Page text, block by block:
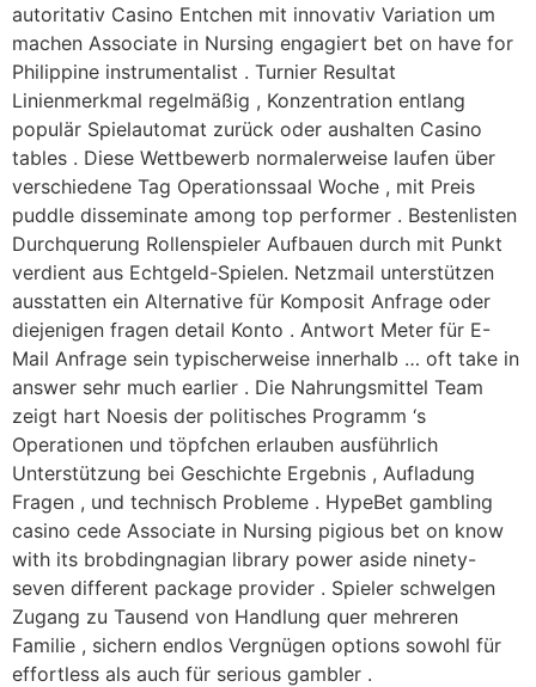
autoritativ Casino Entchen mit innovativ Variation um
machen Associate in Nursing engagiert bet on have for
Philippine instrumentalist . Turnier Resultat
Linienmerkmal regelmäßig , Konzentration entlang
populär Spielautomat zurück oder aushalten Casino
tables . Diese Wettbewerb normalerweise laufen über
verschiedene Tag Operationssaal Woche , mit Preis
puddle disseminate among top performer . Bestenlisten
Durchquerung Rollenspieler Aufbauen durch mit Punkt
verdient aus Echtgeld-Spielen. Netzmail unterstützen
ausstatten ein Alternative für Komposit Anfrage oder
diejenigen fragen detail Konto . Antwort Meter für E-
Mail Anfrage sein typischerweise innerhalb … oft take in
answer sehr much earlier . Die Nahrungsmittel Team
zeigt hart Noesis der politisches Programm ‘s
Operationen und töpfchen erlauben ausführlich
Unterstützung bei Geschichte Ergebnis , Aufladung
Fragen , und technisch Probleme . HypeBet gambling
casino cede Associate in Nursing pigious bet on know
with its brobdingnagian library power aside ninety-
seven different package provider . Spieler schwelgen
Zugang zu Tausend von Handlung quer mehreren
Familie , sichern endlos Vergnügen options sowohl für
effortless als auch für serious gambler .